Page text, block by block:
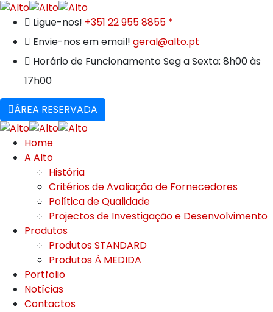
Ligue-nos! +351 22 955 8855 *
Envie-nos em email! geral@alto.pt
Horário de FuncionamentoSeg a Sexta: 8h00 às
17h00
ÁREA RESERVADA
Home
A Alto
História
Critérios de Avaliação de Fornecedores
Política de Qualidade
Projectos de Investigação e Desenvolvimento
Produtos
Produtos STANDARD
Produtos À MEDIDA
Portfolio
Notícias
Contactos